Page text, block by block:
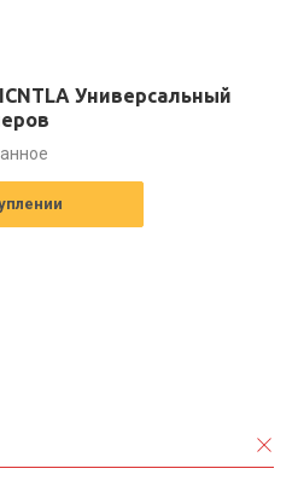
Универсальный